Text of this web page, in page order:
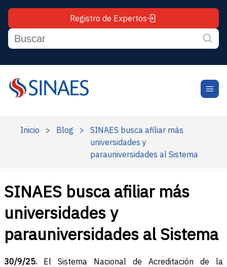
Registro de Expertos
Inicio > Blog >
SINAES busca afiliar más
universidades y
parauniversidades al Sistema
SINAES busca afiliar más
universidades y
parauniversidades al Sistema
30/9/25. El Sistema Nacional de Acreditación de la